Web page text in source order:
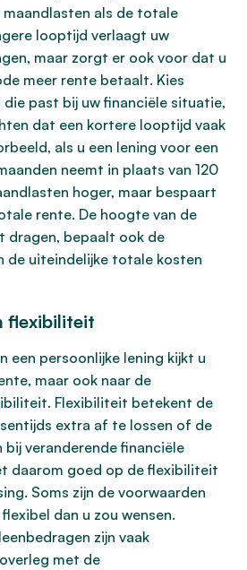
als de totale
looptijd verlaagt uw
maar zorgt er ook voor dat u
meer rente betaalt. Kies
past bij uw financiële situatie,
dat een kortere looptijd vaak
als u een lening voor een
neemt in plaats van 120
hoger, maar bespaart
rente. De hoogte van de
dragen, bepaalt ook de
de uiteindelijke totale kosten
flexibiliteit
een persoonlijke lening kijkt u
maar ook naar de
Flexibiliteit betekent de
extra af te lossen of de
bij veranderende financiële
daarom goed op de flexibiliteit
Soms zijn de voorwaarden
dan u zou wensen.
zijn vaak
met de